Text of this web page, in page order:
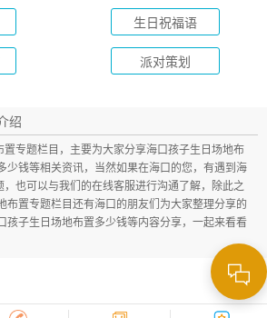
生日祝福语
派对策划
绍
专题栏目，主要为大家分享海口孩子生日场地布
少钱等相关资讯，当然如果在海口的您，有遇到海
也可以与我们的在线客服进行沟通了解，除此之
布置专题栏目还有海口的朋友们为大家整理分享的
孩子生日场地布置多少钱等内容分享，一起来看看